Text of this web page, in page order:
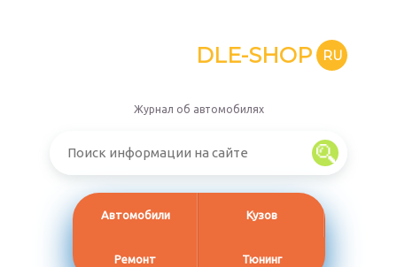
DLE-SHOP RU
Журнал об автомобилях
Автомобили Кузов
Ремонт Тюнинг